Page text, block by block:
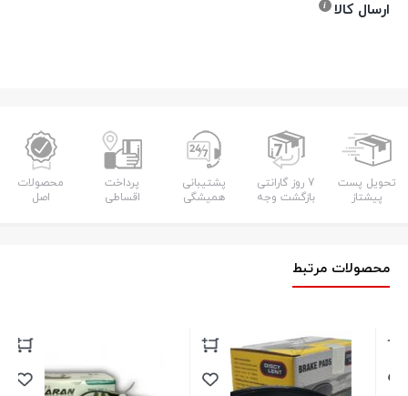
ارسال کالا
تحویل پست
پیشتاز
7 روز گارانتی
بازگشت وجه
پشتیبانی
همیشگی
پرداخت
اقساطی
محصولات
اصل
محصولات مرتبط